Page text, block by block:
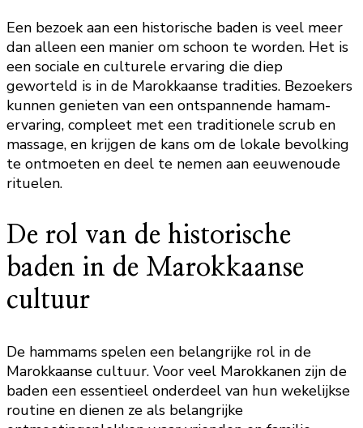
Een bezoek aan een historische baden is veel meer
dan alleen een manier om schoon te worden. Het is
een sociale en culturele ervaring die diep
geworteld is in de Marokkaanse tradities. Bezoekers
kunnen genieten van een ontspannende hamam-
ervaring, compleet met een traditionele scrub en
massage, en krijgen de kans om de lokale bevolking
te ontmoeten en deel te nemen aan eeuwenoude
rituelen.
De rol van de historische
baden in de Marokkaanse
cultuur
De hammams spelen een belangrijke rol in de
Marokkaanse cultuur. Voor veel Marokkanen zijn de
baden een essentieel onderdeel van hun wekelijkse
routine en dienen ze als belangrijke